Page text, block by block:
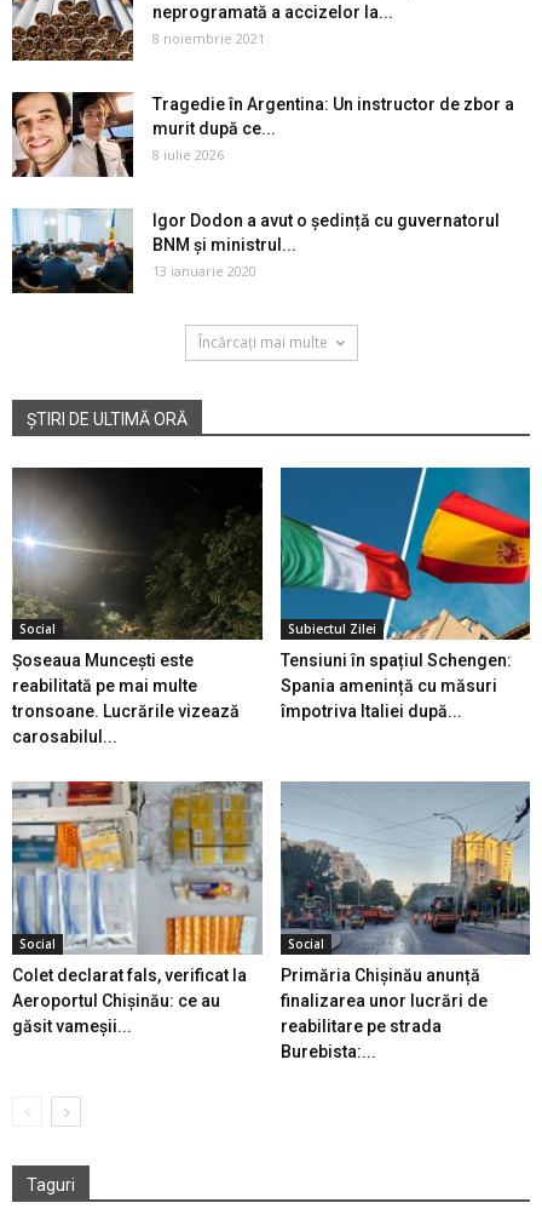
neprogramată a accizelor la...
8 noiembrie 2021
Tragedie în Argentina: Un instructor de zbor a
murit după ce...
8 iulie 2026
Igor Dodon a avut o ședință cu guvernatorul
BNM și ministrul...
13 ianuarie 2020
Încărcați mai multe
ȘTIRI DE ULTIMĂ ORĂ
Social
Șoseaua Muncești este
reabilitată pe mai multe
tronsoane. Lucrările vizează
carosabilul...
Subiectul Zilei
Tensiuni în spațiul Schengen:
Spania amenință cu măsuri
împotriva Italiei după...
Social
Colet declarat fals, verificat la
Aeroportul Chișinău: ce au
găsit vameșii...
Social
Primăria Chișinău anunță
finalizarea unor lucrări de
reabilitare pe strada
Burebista:...
Taguri